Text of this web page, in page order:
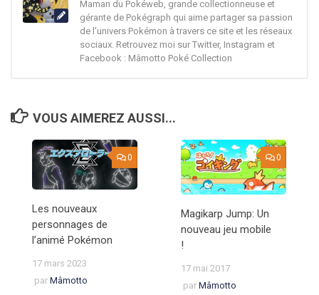
Maman du Pokéweb, grande collectionneuse et
gérante de Pokégraph qui aime partager sa passion
de l'univers Pokémon à travers ce site et les réseaux
sociaux. Retrouvez moi sur Twitter, Instagram et
Facebook : Mâmotto Poké Collection
VOUS AIMEREZ AUSSI...
0
Les nouveaux
personnages de
l’animé Pokémon
17 mars 2023
par Mâmotto
0
Magikarp Jump: Un
nouveau jeu mobile
!
17 mai 2017
par Mâmotto